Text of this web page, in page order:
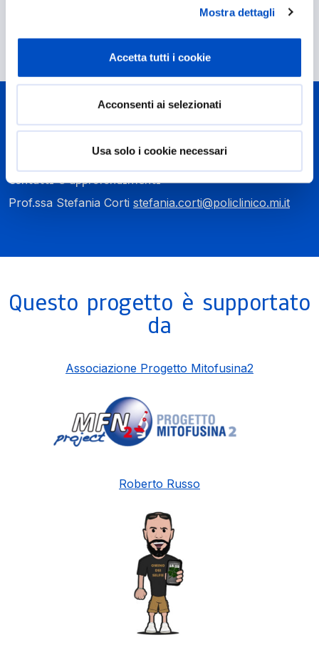
Mostra dettagli
Accetta tutti i cookie
Acconsenti ai selezionati
Usa solo i cookie necessari
Laboratorio di riferimento
Laboratorio di Cellule Staminali Neurali
Contatti e approfondimenti
Prof.ssa Stefania Corti stefania.corti@policlinico.mi.it
Questo progetto è supportato
da
Associazione Progetto Mitofusina2
Roberto Russo